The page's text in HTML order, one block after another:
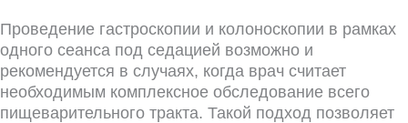
Проведение гастроскопии и колоноскопии в рамках
одного сеанса под седацией возможно и
рекомендуется в случаях, когда врач считает
необходимым комплексное обследование всего
пищеварительного тракта. Такой подход позволяет